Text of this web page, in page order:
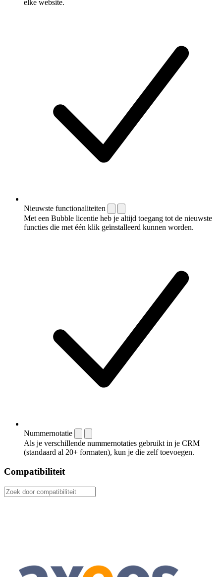
elke website.
Nieuwste functionaliteiten
Met een Bubble licentie heb je altijd toegang tot de nieuwste
functies die met één klik geïnstalleerd kunnen worden.
Nummernotatie
Als je verschillende nummernotaties gebruikt in je CRM
(standaard al 20+ formaten), kun je die zelf toevoegen.
Compatibiliteit